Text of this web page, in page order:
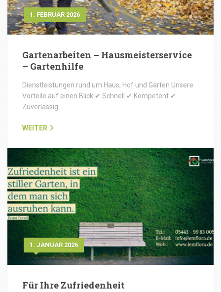
1. FEBRUAR 2026
Gartenarbeiten – Hausmeisterservice
– Gartenhilfe
Dienstleistungen rund um Haus, Hof und Garten Unsere
Vorteile auf einen Blick ✔ Schnell ✔ Kompetent ✔
Zuverlässig…
WEITER
1. JANUAR 2026
Für Ihre Zufriedenheit